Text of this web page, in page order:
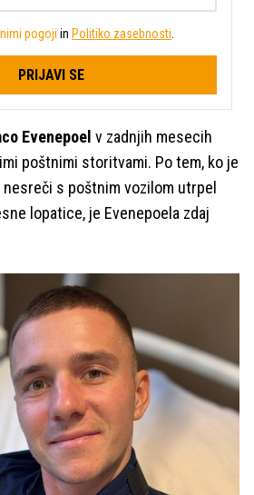
pogoji in Politiko zasebnosti
PRIJAVI SE
Evenepoel v zadnjih mesecih
poštnimi storitvami. Po tem, ko je
s poštnim vozilom utrpel
lopatice, je Evenepoela zdaj